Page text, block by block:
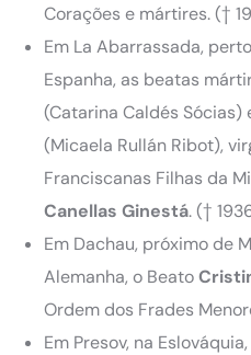
Corações e mártires. (†
Em La Abarrassada,
Espanha, as beatas
(Catarina Caldés Sócias)
(Micaela Rullán Ribot),
Franciscanas Filhas da
Canellas Ginestá. (†
Em Dachau, próximo de
Alemanha, o Beato
Ordem dos Frades
Em Presov, na